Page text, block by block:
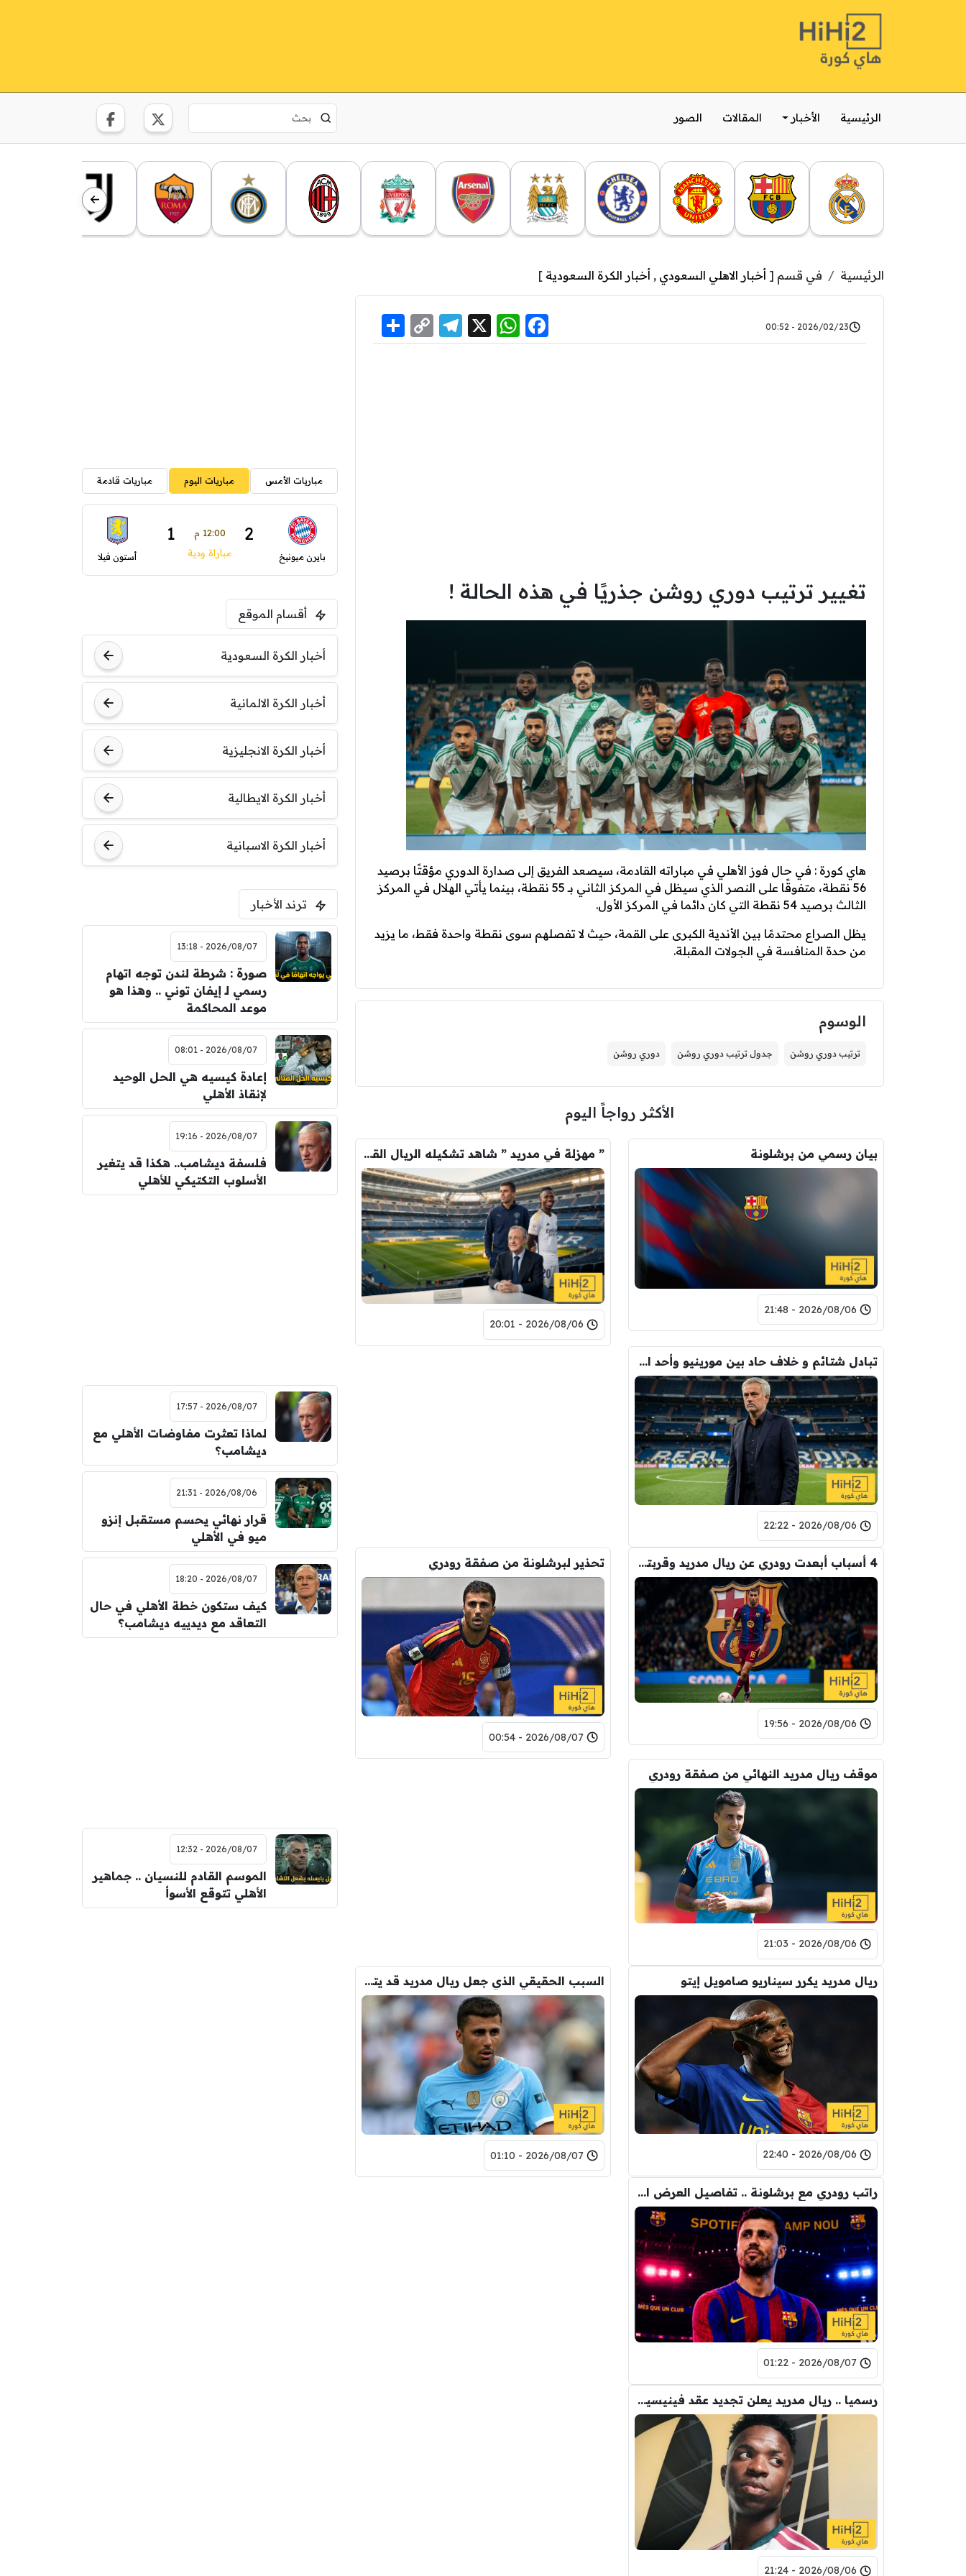
الرئيسية الأخبار المقالات الصور
الرئيسية في قسم [ أخبار الاهلي السعودي , أخبار الكرة السعودية ]
2026/02/23 - 00:52
Facebook
WhatsApp
X
Telegram
Copy
Link
تغيير ترتيب دوري روشن جذريًا في هذه الحالة !
هاي كورة : في حال فوز الأهلي في مباراته القادمة، سيصعد الفريق إلى صدارة الدوري مؤقتًا برصيد
56 نقطة، متفوقًا على النصر الذي سيظل في المركز الثاني بـ 55 نقطة، بينما يأتي الهلال في المركز
الثالث برصيد 54 نقطة التي كان دائما في المركز الأول.
يظل الصراع محتدمًا بين الأندية الكبرى على القمة، حيث لا تفصلهم سوى نقطة واحدة فقط، ما يزيد
من حدة المنافسة في الجولات المقبلة.
الوسوم
ترتيب دوري روشن جدول ترتيب دوري روشن دوري روشن
الأكثر رواجاً اليوم
بيان رسمي من برشلونة
2026/08/06 - 21:48
” مهزلة في مدريد ” شاهد تشكيله الريال القادمه لاكتساح المركز الثاني
2026/08/06 - 20:01
تبادل شتائم و خلاف حاد بين مورينيو وأحد افراد ادارة ريال مدريد بعد انهيار صفقة رودري
2026/08/06 - 22:22
4 أسباب أبعدت رودري عن ريال مدريد وقربته من برشلونة
2026/08/06 - 19:56
تحذير لبرشلونة من صفقة رودري
2026/08/07 - 00:54
موقف ريال مدريد النهائي من صفقة رودري
2026/08/06 - 21:03
ريال مدريد يكرر سيناريو صامويل إيتو
2026/08/06 - 22:40
السبب الحقيقي الذي جعل ريال مدريد قد يتنازل لبرشلونة عن رودري
2026/08/07 - 01:10
راتب رودري مع برشلونة .. تفاصيل العرض الأول
2026/08/07 - 01:22
رسميا .. ريال مدريد يعلن تجديد عقد فينيسيوس حتى 2032
2026/08/06 - 21:24
مباريات الأمس مباريات اليوم مباريات قادمة
بايرن ميونيخ
2 12:00 م 1
مباراة ودية أستون فيلا
أقسام الموقع
أخبار الكرة السعودية
أخبار الكرة الالمانية
أخبار الكرة الانجليزية
أخبار الكرة الايطالية
أخبار الكرة الاسبانية
ترند الأخبار
2026/08/07 - 13:18
صورة : شرطة لندن توجه اتهام
رسمي لـ إيفان توني .. وهذا هو
موعد المحاكمة
2026/08/07 - 08:01
إعادة كيسيه هي الحل الوحيد
لإنقاذ الأهلي
2026/08/07 - 19:16
فلسفة ديشامب.. هكذا قد يتغير
الأسلوب التكتيكي للأهلي
2026/08/07 - 17:57
لماذا تعثرت مفاوضات الأهلي مع
ديشامب؟
2026/08/06 - 21:31
قرار نهائي يحسم مستقبل إنزو
ميو في الأهلي
2026/08/07 - 18:20
كيف ستكون خطة الأهلي في حال
التعاقد مع ديدييه ديشامب؟
2026/08/07 - 12:32
الموسم القادم للنسيان .. جماهير
الأهلي تتوقع الأسوأ